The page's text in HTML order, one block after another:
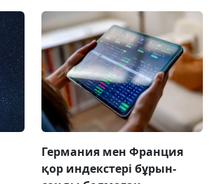
Германия мен Франция
қор индекстері бұрын-